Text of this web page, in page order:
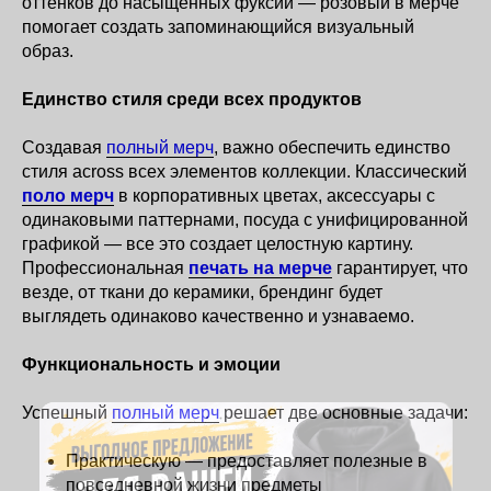
помогает создать запоминающийся визуальный
образ.
Единство стиля среди всех продуктов
Создавая полный мерч, важно обеспечить единство
стиля across всех элементов коллекции. Классический
поло мерч в корпоративных цветах, аксессуары с
одинаковыми паттернами, посуда с унифицированной
графикой — все это создает целостную картину.
Профессиональная печать на мерче гарантирует, что
везде, от ткани до керамики, брендинг будет
выглядеть одинаково качественно и узнаваемо.
Функциональность и эмоции
Успешный полный мерч решает две основные задачи:
Практическую — предоставляет полезные в
повседневной жизни предметы